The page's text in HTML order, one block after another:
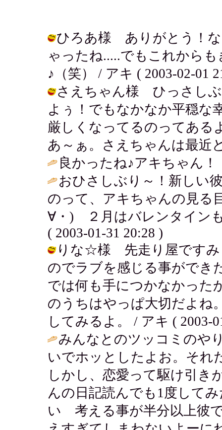
ひろあ様 ありがとう！
ゃったね.....でもこれから
♪（笑） / アキ ( 2003-02-01
さえちゃん様 ひっさしぶ
よぅ！でもなかなか平穏な
厳しくなってるのってある
あ～ぁ。さえちゃんは最近
良かったね♪アキちゃん
おひさしぶり～！新しい
のって、アキちゃんの見る
∀・) ２月はバレンタイン
( 2003-01-31 20:28 )
りな☆様 先走り屋ですみ
のでラブを感じる事ができ
では何も手につかなかった
のうちはやっぱ大切だよね
してみるよ。 / アキ ( 2003-
みんなとのツッコミのや
いでホッとしたよお。それ
しかし、恋愛って駆け引き
んの日記読んでも1度して
い 考える事が半分以上彼